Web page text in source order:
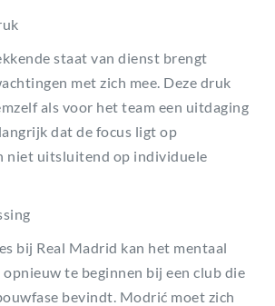
staat van dienst brengt
met zich mee. Deze druk
als voor het team een uitdaging
dat de focus ligt op
niet uitsluitend op individuele
bij Real Madrid kan het mentaal
te beginnen bij een club die
bevindt. Modrić moet zich